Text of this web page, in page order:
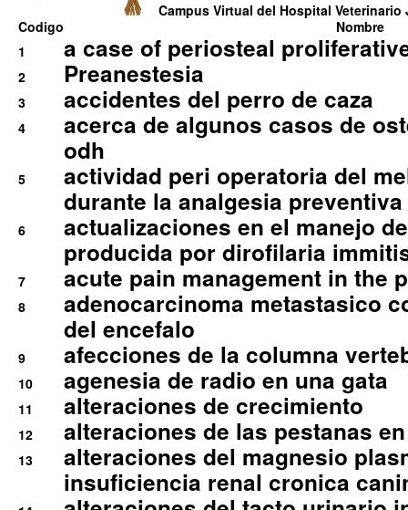
Campus Virtual del Hospital Veterinario
Codigo
Nombre
1
a case of periosteal
2 Preanestesia
3 accidentes del perro de caza
4
acerca de algunos casos de
odh
5
actividad peri operatoria del
durante la analgesia
6
actualizaciones en el manejo
producida por dirofilaria
7 acute pain management in the
8
adenocarcinoma metastasico
del encefalo
9 afecciones de la columna
10 agenesia de radio en una gata
11 alteraciones de crecimiento
12 alteraciones de las pestanas
13
alteraciones del magnesio
insuficiencia renal cronica